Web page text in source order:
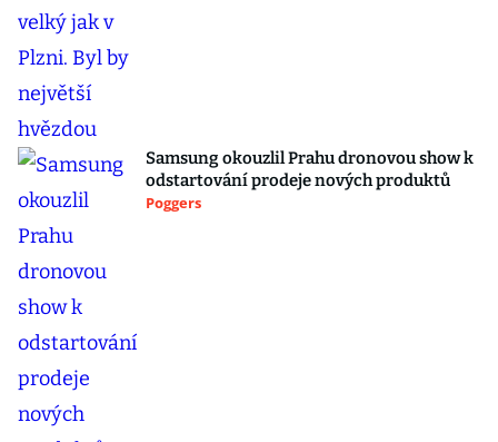
Samsung okouzlil Prahu dronovou show k
odstartování prodeje nových produktů
Poggers